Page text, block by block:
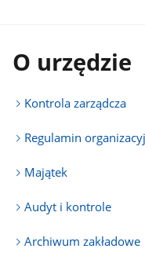
O urzędzie
Kontrola zarządcza
Regulamin
Majątek
Audyt i kontrole
Archiwum zakładowe